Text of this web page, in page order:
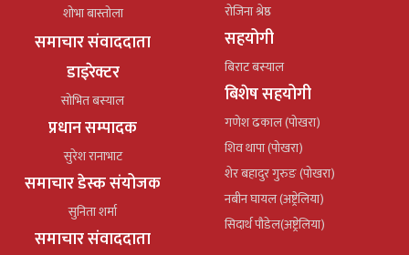
शोभा बास्तोला
समाचार संवाददाता
डाइरेक्टर
सोभित बस्याल
प्रधान सम्पादक
सुरेश रानाभाट
समाचार डेस्क संयोजक
सुनिता शर्मा
समाचार संवाददाता
रोजिना श्रेष्ठ
सहयोगी
बिराट बस्याल
बिशेष सहयोगी
गणेश ढकाल (पोखरा)
शिव थापा (पोखरा)
शेर बहादुर गुरुङ (पोखरा)
नबीन घायल (अष्ट्रेलिया)
सिदार्थ पौडेल(अष्ट्रेलिया)